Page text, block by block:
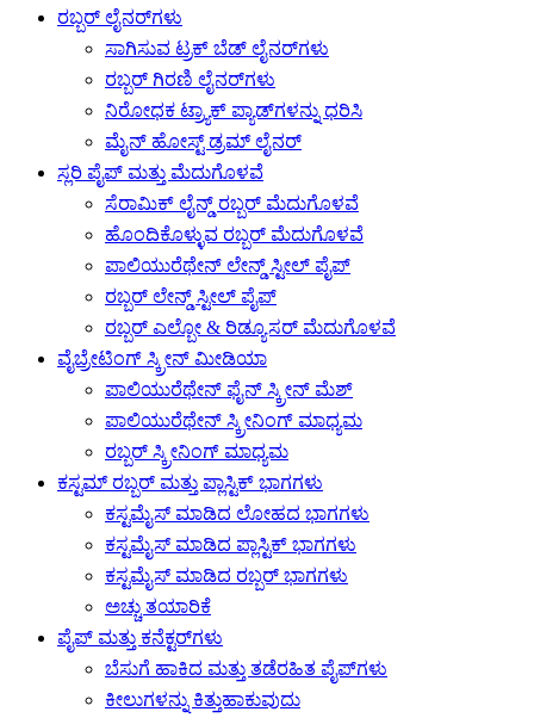
ರಬ್ಬರ್ ಲೈನರ್‌ಗಳು
ಸಾಗಿಸುವ ಟ್ರಕ್ ಬೆಡ್ ಲೈನರ್‌ಗಳು
ರಬ್ಬರ್ ಗಿರಣಿ ಲೈನರ್‌ಗಳು
ನಿರೋಧಕ ಟ್ರ್ಯಾಕ್ ಪ್ಯಾಡ್‌ಗಳನ್ನು ಧರಿಸಿ
ಮೈನ್ ಹೋಸ್ಟ್ ಡ್ರಮ್ ಲೈನರ್
ಸ್ಲರಿ ಪೈಪ್ ಮತ್ತು ಮೆದುಗೊಳವೆ
ಸೆರಾಮಿಕ್ ಲೈನ್ಡ್ ರಬ್ಬರ್ ಮೆದುಗೊಳವೆ
ಹೊಂದಿಕೊಳ್ಳುವ ರಬ್ಬರ್ ಮೆದುಗೊಳವೆ
ಪಾಲಿಯುರೆಥೇನ್ ಲೇನ್ಡ್ ಸ್ಟೀಲ್ ಪೈಪ್
ರಬ್ಬರ್ ಲೇನ್ಡ್ ಸ್ಟೀಲ್ ಪೈಪ್
ರಬ್ಬರ್ ಎಲ್ಬೋ & ರಿಡ್ಯೂಸರ್ ಮೆದುಗೊಳವೆ
ವೈಬ್ರೇಟಿಂಗ್ ಸ್ಕ್ರೀನ್ ಮೀಡಿಯಾ
ಪಾಲಿಯುರೆಥೇನ್ ಫೈನ್ ಸ್ಕ್ರೀನ್ ಮೆಶ್
ಪಾಲಿಯುರೆಥೇನ್ ಸ್ಕ್ರೀನಿಂಗ್ ಮಾಧ್ಯಮ
ರಬ್ಬರ್ ಸ್ಕ್ರೀನಿಂಗ್ ಮಾಧ್ಯಮ
ಕಸ್ಟಮ್ ರಬ್ಬರ್ ಮತ್ತು ಪ್ಲಾಸ್ಟಿಕ್ ಭಾಗಗಳು
ಕಸ್ಟಮೈಸ್ ಮಾಡಿದ ಲೋಹದ ಭಾಗಗಳು
ಕಸ್ಟಮೈಸ್ ಮಾಡಿದ ಪ್ಲಾಸ್ಟಿಕ್ ಭಾಗಗಳು
ಕಸ್ಟಮೈಸ್ ಮಾಡಿದ ರಬ್ಬರ್ ಭಾಗಗಳು
ಅಚ್ಚು ತಯಾರಿಕೆ
ಪೈಪ್ ಮತ್ತು ಕನೆಕ್ಟರ್‌ಗಳು
ಬೆಸುಗೆ ಹಾಕಿದ ಮತ್ತು ತಡೆರಹಿತ ಪೈಪ್‌ಗಳು
ಕೀಲುಗಳನ್ನು ಕಿತ್ತುಹಾಕುವುದು